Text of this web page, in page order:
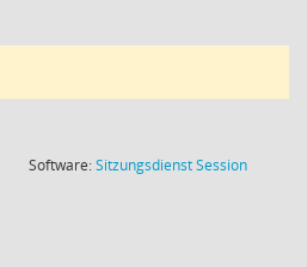
Software:SitzungsdienstSession(Wird in